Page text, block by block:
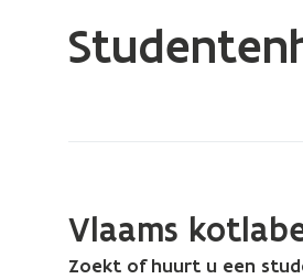
laden.
Studentenhuisvesting
hurenVlaams
Zoekt of huurt u een